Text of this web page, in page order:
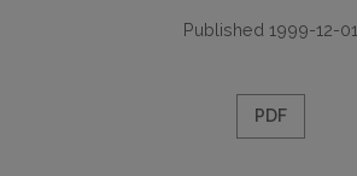
Published 1999-12-01
PDF